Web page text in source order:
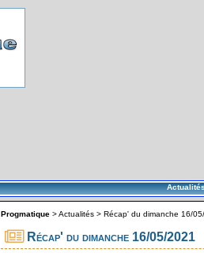
Progmatique >Actualités > Récap' du dimanche 16/
Récap' du dimanche 16/05/2021